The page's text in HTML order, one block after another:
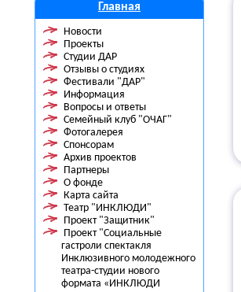
Главная
Новости
Проекты
Студии ДАР
Отзывы о студиях
Фестивали "ДАР"
Информация
Вопросы и ответы
Семейный клуб "ОЧАГ"
Фотогалерея
Спонсорам
Архив проектов
Партнеры
О фонде
Карта сайта
Театр "ИНКЛЮДИ"
Проект "Защитник"
Проект "Социальные
гастроли спектакля
Инклюзивного молодежного
театра-студии нового
формата «ИНКЛЮДИ